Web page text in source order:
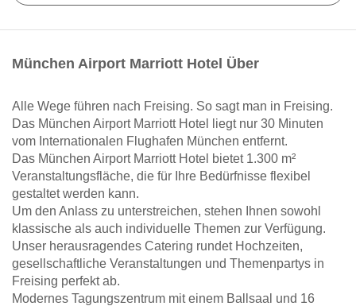
München Airport Marriott Hotel Über
Alle Wege führen nach Freising. So sagt man in Freising.
Das München Airport Marriott Hotel liegt nur 30 Minuten
vom Internationalen Flughafen München entfernt.
Das München Airport Marriott Hotel bietet 1.300 m²
Veranstaltungsfläche, die für Ihre Bedürfnisse flexibel
gestaltet werden kann.
Um den Anlass zu unterstreichen, stehen Ihnen sowohl
klassische als auch individuelle Themen zur Verfügung.
Unser herausragendes Catering rundet Hochzeiten,
gesellschaftliche Veranstaltungen und Themenpartys in
Freising perfekt ab.
Modernes Tagungszentrum mit einem Ballsaal und 16